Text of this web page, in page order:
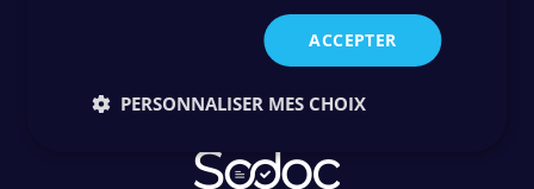
ACCEPTER
PERSONNALISER MES CHOIX